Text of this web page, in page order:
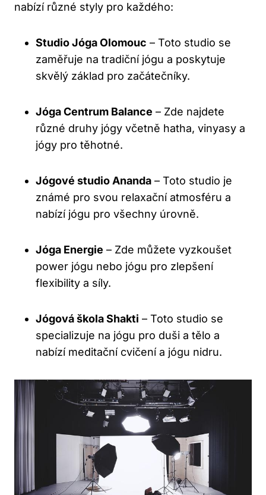
nabízí různé styly pro každého:
Studio Jóga Olomouc – Toto studio se
zaměřuje na tradiční jógu a⁤ poskytuje
skvělý základ pro ​začátečníky.
Jóga Centrum Balance – Zde najdete⁢
různé ​druhy jógy včetně hatha, vinyasy a
‍jógy pro těhotné.
Jógové studio Ananda – Toto studio je
známé pro svou relaxační atmosféru a
nabízí jógu pro všechny úrovně.
Jóga Energie – Zde můžete vyzkoušet
power jógu nebo jógu pro ⁢zlepšení
flexibility a síly.
Jógová škola Shakti – ⁤Toto studio se
specializuje na ⁢jógu pro ⁤duši a tělo a
nabízí meditační cvičení a jógu nidru.